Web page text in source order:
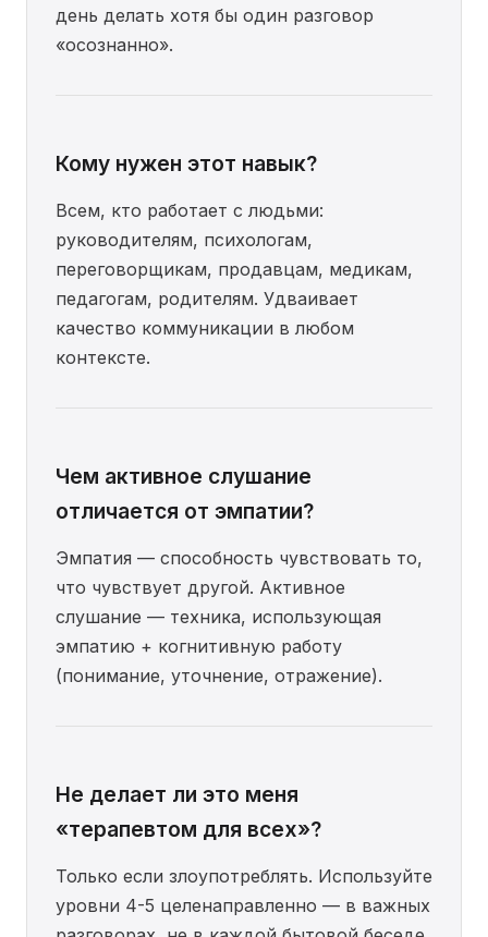
день делать хотя бы один разговор
«осознанно».
Кому нужен этот навык?
Всем, кто работает с людьми:
руководителям, психологам,
переговорщикам, продавцам, медикам,
педагогам, родителям. Удваивает
качество коммуникации в любом
контексте.
Чем активное слушание
отличается от эмпатии?
Эмпатия — способность чувствовать то,
что чувствует другой. Активное
слушание — техника, использующая
эмпатию + когнитивную работу
(понимание, уточнение, отражение).
Не делает ли это меня
«терапевтом для всех»?
Только если злоупотреблять. Используйте
уровни 4-5 целенаправленно — в важных